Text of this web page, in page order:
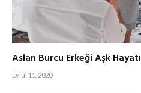
Aslan Burcu Erkeği Aşk Hayatı
Eylül 11, 2020